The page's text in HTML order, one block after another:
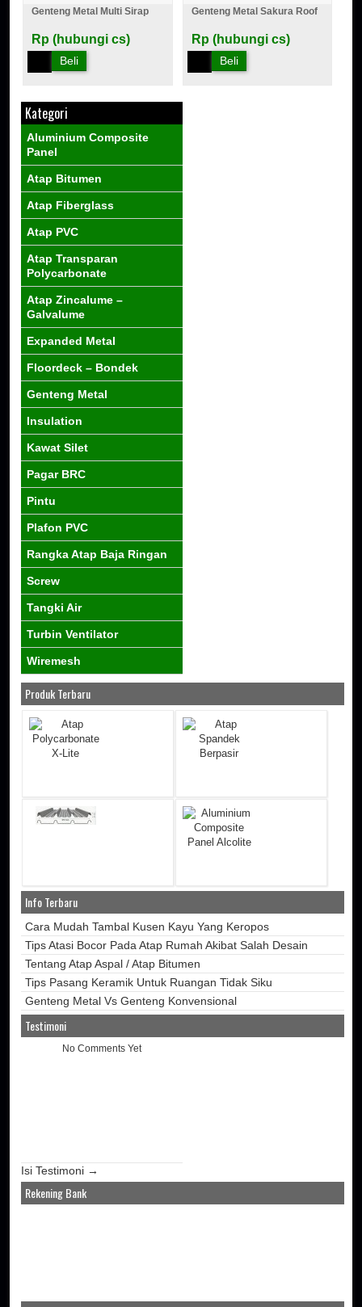
Genteng Metal Multi Sirap
Rp (hubungi cs)
Beli
Genteng Metal Sakura Roof
Rp (hubungi cs)
Beli
Kategori
Aluminium Composite
Panel
Atap Bitumen
Atap Fiberglass
Atap PVC
Atap Transparan
Polycarbonate
Atap Zincalume –
Galvalume
Expanded Metal
Floordeck – Bondek
Genteng Metal
Insulation
Kawat Silet
Pagar BRC
Pintu
Plafon PVC
Rangka Atap Baja Ringan
Screw
Tangki Air
Turbin Ventilator
Wiremesh
Produk Terbaru
Info Terbaru
Cara Mudah Tambal Kusen Kayu Yang Keropos
Tips Atasi Bocor Pada Atap Rumah Akibat Salah Desain
Tentang Atap Aspal / Atap Bitumen
Tips Pasang Keramik Untuk Ruangan Tidak Siku
Genteng Metal Vs Genteng Konvensional
Testimoni
No Comments Yet
Isi Testimoni →
Rekening Bank